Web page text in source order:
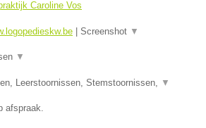
Caroline Vos
Screenshot ▼
▼
Leerstoornissen, Stemstoornissen, ▼
afspraak.